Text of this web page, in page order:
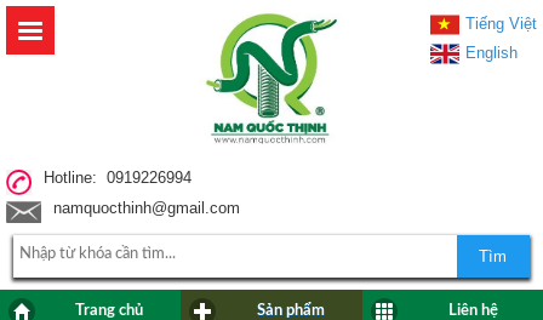
Hotline: 0919226994
namquocthinh@gmail.com
Tiếng Việt
English
Tìm
Trang chủ Sản phẩm Liên hệ